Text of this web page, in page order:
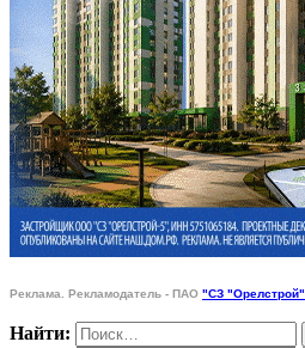
Реклама. Рекламодатель - ПАО "СЗ "Орелстрой"
Найти: